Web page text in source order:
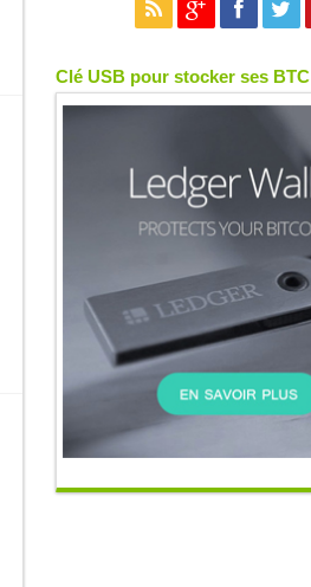
Clé USB pour stocker ses BTC